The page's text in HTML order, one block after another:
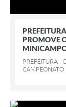
PROMOVE
PREFEITURA